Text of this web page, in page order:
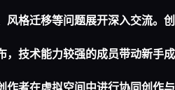
格迁移等问题展开深入交流。
，技术能力较强的成员带动新手